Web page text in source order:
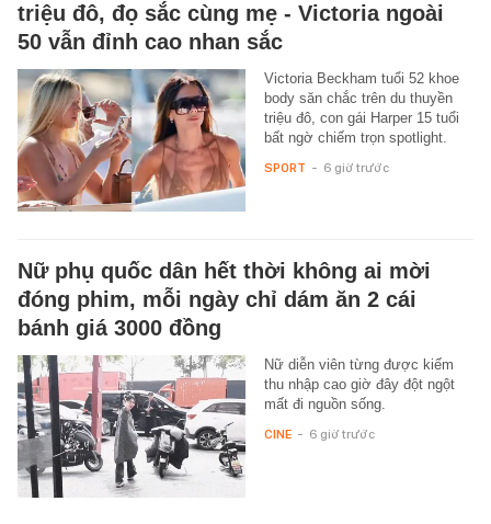
triệu đô, đọ sắc cùng mẹ - Victoria ngoài
50 vẫn đỉnh cao nhan sắc
Victoria Beckham tuổi 52 khoe
body săn chắc trên du thuyền
triệu đô, con gái Harper 15 tuổi
bất ngờ chiếm trọn spotlight.
SPORT - 6 giờ trước
Nữ phụ quốc dân hết thời không ai mời
đóng phim, mỗi ngày chỉ dám ăn 2 cái
bánh giá 3000 đồng
Nữ diễn viên từng được kiếm
thu nhập cao giờ đây đột ngột
mất đi nguồn sống.
CINE - 6 giờ trước